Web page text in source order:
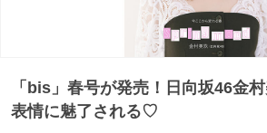
「bis」春号が発売！日向坂46金
表情に魅了される♡